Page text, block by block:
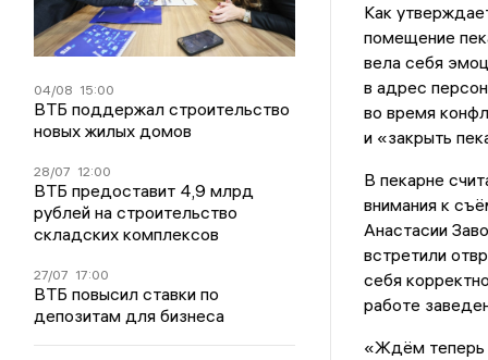
04/08 15:00
ВТБ поддержал строительство
новых жилых домов
28/07 12:00
ВТБ предоставит 4,9 млрд
рублей на строительство
складских комплексов
27/07 17:00
ВТБ повысил ставки по
депозитам для бизнеса
Как
помещение
вела себя
в адрес
во время
и «закрыть
В пекарне
внимания к
Анастасии
встретили
себя
работе
«Ждём теперь